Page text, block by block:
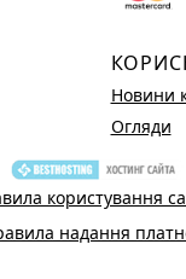
Новини
Огляди
користування
надання